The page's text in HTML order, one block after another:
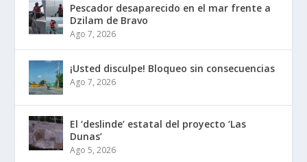
Pescador desaparecido en el mar frente a
Dzilam de Bravo
Ago 7, 2026
¡Usted disculpe! Bloqueo sin consecuencias
Ago 7, 2026
El ‘deslinde’ estatal del proyecto ‘Las
Dunas’
Ago 5, 2026